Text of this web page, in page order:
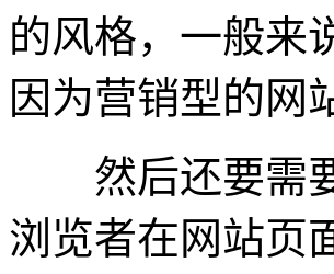
的风格，一般来
因为营销型的网
然后还要需要
浏览者在网站页